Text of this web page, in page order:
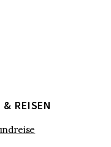
REISEN